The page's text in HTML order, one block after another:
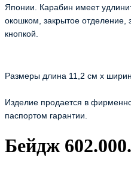
Японии. Карабин имеет
окошком, закрытое отделение,
кнопкой.
Размеры длина 11,2 см х
Изделие продается в
паспортом гарантии.
Бейдж